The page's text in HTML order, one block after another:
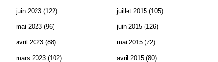
juin 2023 (122)
mai 2023 (96)
avril 2023 (88)
mars 2023 (102)
juillet 2015 (105)
juin 2015 (126)
mai 2015 (72)
avril 2015 (80)